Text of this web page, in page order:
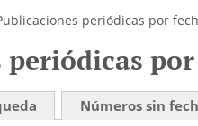
periódicas por
Números sin